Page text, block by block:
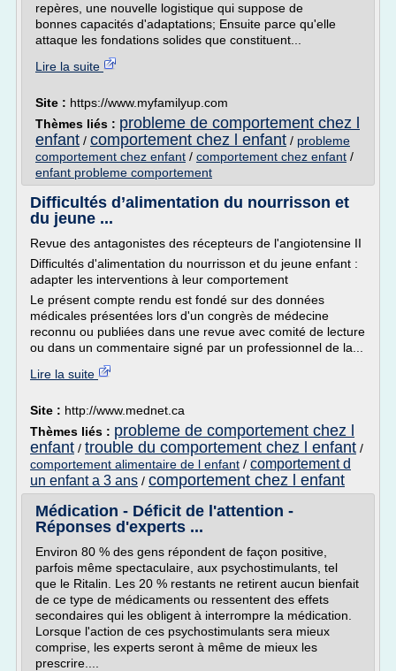
repères, une nouvelle logistique qui suppose de
bonnes capacités d'adaptations; Ensuite parce qu'elle
attaque les fondations solides que constituent...
Lire la suite
Site : https://www.myfamilyup.com
Thèmes liés : probleme de comportement chez l
enfant / comportement chez l enfant / probleme
comportement chez enfant / comportement chez enfant /
enfant probleme comportement
Difficultés d’alimentation du nourrisson et
du jeune ...
Revue des antagonistes des récepteurs de l'angiotensine II
Difficultés d'alimentation du nourrisson et du jeune enfant :
adapter les interventions à leur comportement
Le présent compte rendu est fondé sur des données
médicales présentées lors d'un congrès de médecine
reconnu ou publiées dans une revue avec comité de lecture
ou dans un commentaire signé par un professionnel de la...
Lire la suite
Site : http://www.mednet.ca
Thèmes liés : probleme de comportement chez l
enfant / trouble du comportement chez l enfant /
comportement alimentaire de l enfant / comportement d
un enfant a 3 ans / comportement chez l enfant
Médication - Déficit de l'attention -
Réponses d'experts ...
Environ 80 % des gens répondent de façon positive,
parfois même spectaculaire, aux psychostimulants, tel
que le Ritalin. Les 20 % restants ne retirent aucun bienfait
de ce type de médicaments ou ressentent des effets
secondaires qui les obligent à interrompre la médication.
Lorsque l'action de ces psychostimulants sera mieux
comprise, les experts seront à même de mieux les
prescrire....